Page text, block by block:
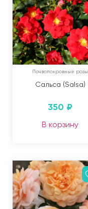
Почвопокровные розы
Сальса (Salsa)
350 ₽
В корзину